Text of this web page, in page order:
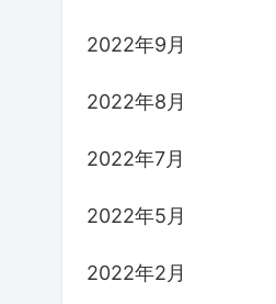
2022年9月
2022年8月
2022年7月
2022年5月
2022年2月